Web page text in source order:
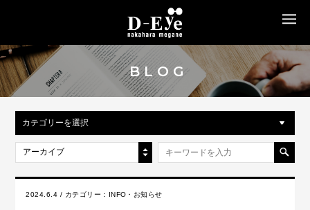
BLOG
カテゴリーを選択
アーカイブ
2024.6.4 / カテゴリー： INFO・お知らせ